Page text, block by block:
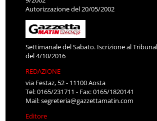
Autorizzazione del 20/05/2002
Settimanale del Sabato. Iscrizione al
del 4/10/2016
REDAZIONE
via Festaz, 52 - 11100 Aosta
Tel: 0165/231711 - Fax: 0165/1820141
Mail:segreteria@gazzettamatin.com
Editore